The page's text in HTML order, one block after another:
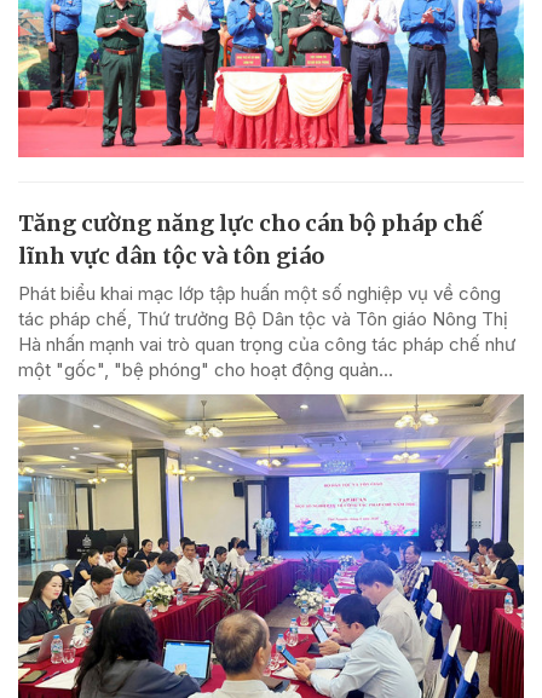
Tăng cường năng lực cho cán bộ pháp chế
lĩnh vực dân tộc và tôn giáo
Phát biểu khai mạc lớp tập huấn một số nghiệp vụ về công
tác pháp chế, Thứ trưởng Bộ Dân tộc và Tôn giáo Nông Thị
Hà nhấn mạnh vai trò quan trọng của công tác pháp chế như
một "gốc", "bệ phóng" cho hoạt động quản...